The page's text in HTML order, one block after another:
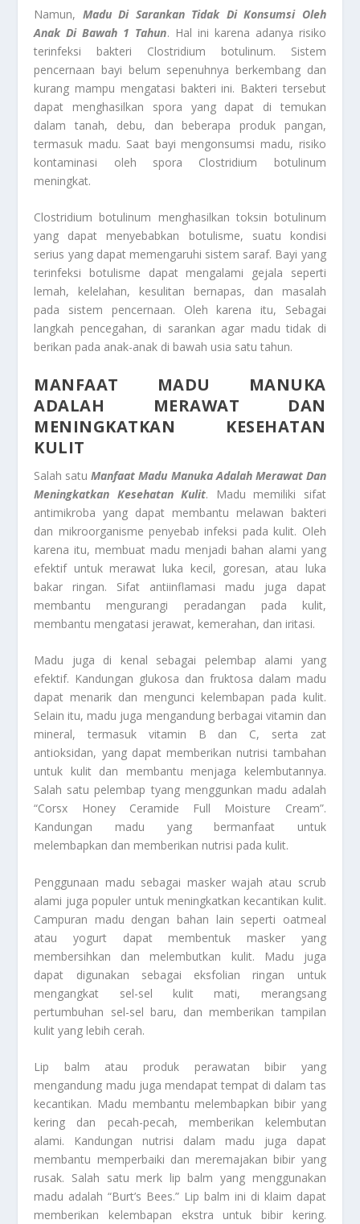
Namun, Madu Di Sarankan Tidak Di Konsumsi Oleh
Anak Di Bawah 1 Tahun. Hal ini karena adanya risiko
terinfeksi bakteri Clostridium botulinum. Sistem
pencernaan bayi belum sepenuhnya berkembang dan
kurang mampu mengatasi bakteri ini. Bakteri tersebut
dapat menghasilkan spora yang dapat di temukan
dalam tanah, debu, dan beberapa produk pangan,
termasuk madu. Saat bayi mengonsumsi madu, risiko
kontaminasi oleh spora Clostridium botulinum
meningkat.
Clostridium botulinum menghasilkan toksin botulinum
yang dapat menyebabkan botulisme, suatu kondisi
serius yang dapat memengaruhi sistem saraf. Bayi yang
terinfeksi botulisme dapat mengalami gejala seperti
lemah, kelelahan, kesulitan bernapas, dan masalah
pada sistem pencernaan. Oleh karena itu, Sebagai
langkah pencegahan, di sarankan agar madu tidak di
berikan pada anak-anak di bawah usia satu tahun.
MANFAAT MADU MANUKA
ADALAH MERAWAT DAN
MENINGKATKAN KESEHATAN
KULIT
Salah satuManfaat Madu Manuka Adalah Merawat Dan
Meningkatkan Kesehatan Kulit. Madu memiliki sifat
antimikroba yang dapat membantu melawan bakteri
dan mikroorganisme penyebab infeksi pada kulit. Oleh
karena itu, membuat madu menjadi bahan alami yang
efektif untuk merawat luka kecil, goresan, atau luka
bakar ringan. Sifat antiinflamasi madu juga dapat
membantu mengurangi peradangan pada kulit,
membantu mengatasi jerawat, kemerahan, dan iritasi.
Madu juga di kenal sebagai pelembap alami yang
efektif. Kandungan glukosa dan fruktosa dalam madu
dapat menarik dan mengunci kelembapan pada kulit.
Selain itu, madu juga mengandung berbagai vitamin dan
mineral, termasuk vitamin B dan C, serta zat
antioksidan, yang dapat memberikan nutrisi tambahan
untuk kulit dan membantu menjaga kelembutannya.
Salah satu pelembap tyang menggunkan madu adalah
“Corsx Honey Ceramide Full Moisture Cream”.
Kandungan madu yang bermanfaat untuk
melembapkan dan memberikan nutrisi pada kulit.
Penggunaan madu sebagai masker wajah atau scrub
alami juga populer untuk meningkatkan kecantikan kulit.
Campuran madu dengan bahan lain seperti oatmeal
atau yogurt dapat membentuk masker yang
membersihkan dan melembutkan kulit. Madu juga
dapat digunakan sebagai eksfolian ringan untuk
mengangkat sel-sel kulit mati, merangsang
pertumbuhan sel-sel baru, dan memberikan tampilan
kulit yang lebih cerah.
Lip balm atau produk perawatan bibir yang
mengandung madu juga mendapat tempat di dalam tas
kecantikan. Madu membantu melembapkan bibir yang
kering dan pecah-pecah, memberikan kelembutan
alami. Kandungan nutrisi dalam madu juga dapat
membantu memperbaiki dan meremajakan bibir yang
rusak. Salah satu merk lip balm yang menggunakan
madu adalah “Burt’s Bees.” Lip balm ini di klaim dapat
memberikan kelembapan ekstra untuk bibir kering.